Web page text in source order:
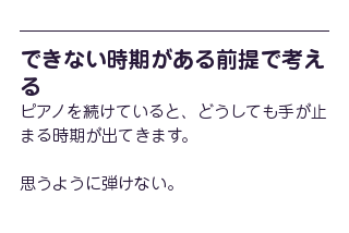
できない時期がある前提で考え
る
ピアノを続けていると、どうしても手が止
まる時期が出てきます。
思うように弾けない。